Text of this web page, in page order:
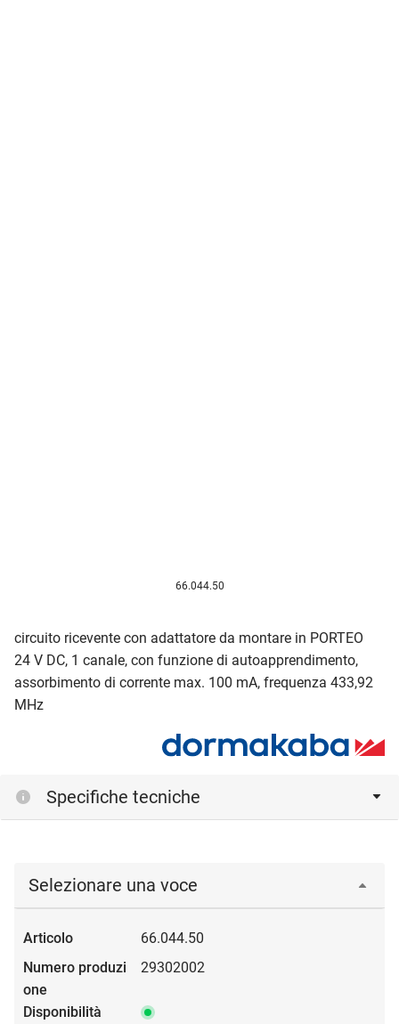
66.044.50
circuito ricevente con adattatore da montare in PORTEO
24 V DC, 1 canale, con funzione di autoapprendimento,
assorbimento di corrente max. 100 mA, frequenza 433,92
MHz
Specifiche tecniche
Selezionare una voce
66.044.50
29302002